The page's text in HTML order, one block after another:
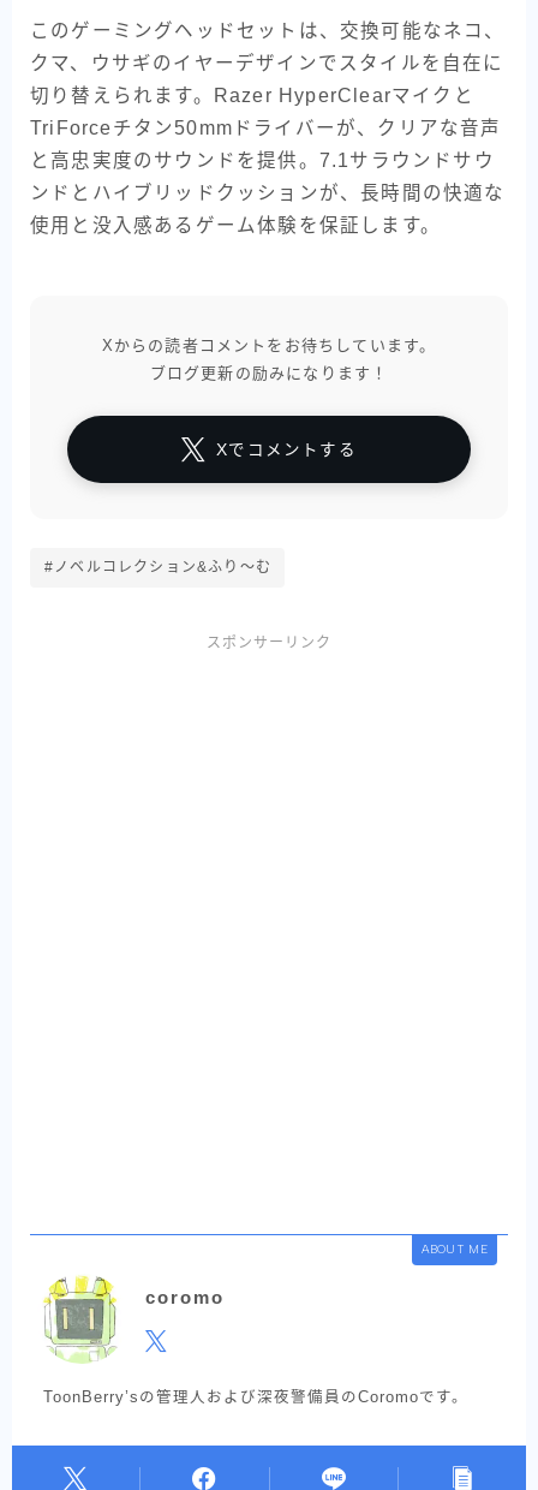
このゲーミングヘッドセットは、交換可能なネコ、
クマ、ウサギのイヤーデザインでスタイルを自在に
切り替えられます。Razer HyperClearマイクと
TriForceチタン50mmドライバーが、クリアな音声
と高忠実度のサウンドを提供。7.1サラウンドサウ
ンドとハイブリッドクッションが、長時間の快適な
使用と没入感あるゲーム体験を保証します。
Xからの読者コメントをお待ちしています。
ブログ更新の励みになります！
Xでコメントする
#ノベルコレクション&ふり〜む
スポンサーリンク
ABOUT ME
coromo
ToonBerry’sの管理人および深夜警備員のCoromoです。